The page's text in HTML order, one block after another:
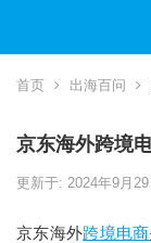
首页 出海百问
京东海外跨境
更新于: 2024年9月
京东海外跨境电商